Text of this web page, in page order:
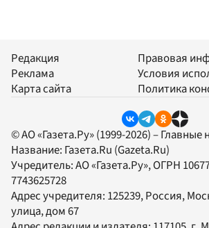
Редакция
Реклама
Карта сайта
Правовая
Условия
Политика
© АО «Газета.Ру» (1999-2026) – Главные
Название: Газета.Ru (Gazeta.Ru)
Учредитель:АО «Газета.Ру», ОГРН
7743625728
Адрес учредителя: 125239, Россия,
улица, дом 67